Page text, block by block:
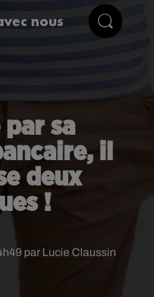
nous
par sa
il
deux
!
par Lucie Claussin